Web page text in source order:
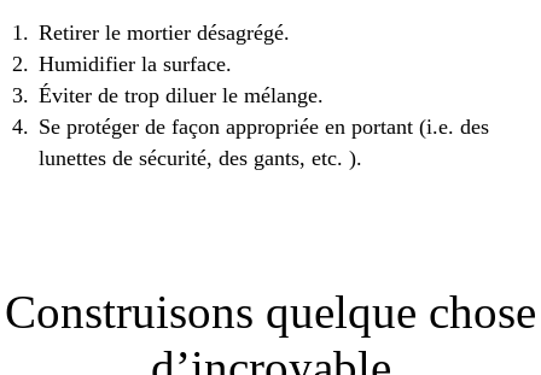
Retirer le mortier désagrégé.
Humidifier la surface.
Éviter de trop diluer le mélange.
Se protéger de façon appropriée en portant (i.e. des
lunettes de sécurité, des gants, etc. ).
Construisons quelque chose